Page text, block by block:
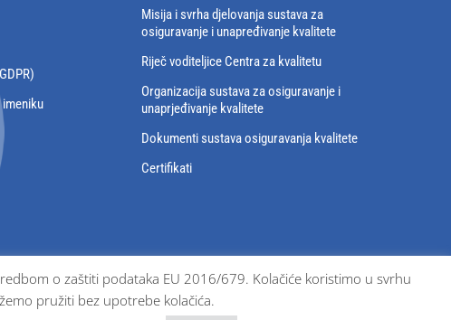
Misija i svrha djelovanja sustava za
osiguravanje i unapređivanje kvalitete
Riječ voditeljice Centra za kvalitetu
Organizacija sustava za osiguravanje i
unaprjeđivanje kvalitete
Dokumenti sustava osiguravanja kvalitete
Certifikati
o zaštiti podataka EU 2016/679. Kolačiće koristimo u svrhu
pružiti bez upotrebe kolačića.